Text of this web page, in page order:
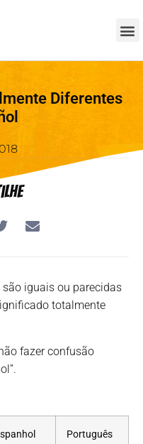
Diferentes
iguais ou parecidas
totalmente
fazer confusão
Português